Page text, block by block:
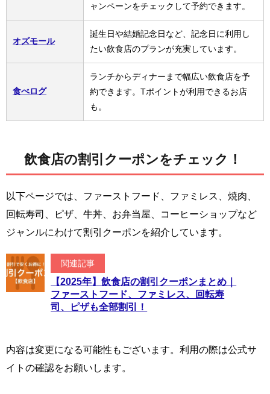
ャンペーンをチェックして予約できます。
オズモール
誕生日や結婚記念日など、記念日に利用し
たい飲食店のプランが充実しています。
食べログ
ランチからディナーまで幅広い飲食店を予
約できます。Tポイントが利用できるお店
も。
飲食店の割引クーポンをチェック！
以下ページでは、ファーストフード、ファミレス、焼肉、
回転寿司、ピザ、牛丼、お弁当屋、コーヒーショップなど
ジャンルにわけて割引クーポンを紹介しています。
関連記事
【2025年】飲食店の割引クーポンまとめ｜
ファーストフード、ファミレス、回転寿
司、ピザも全部割引！
内容は変更になる可能性もございます。利用の際は公式サ
イトの確認をお願いします。